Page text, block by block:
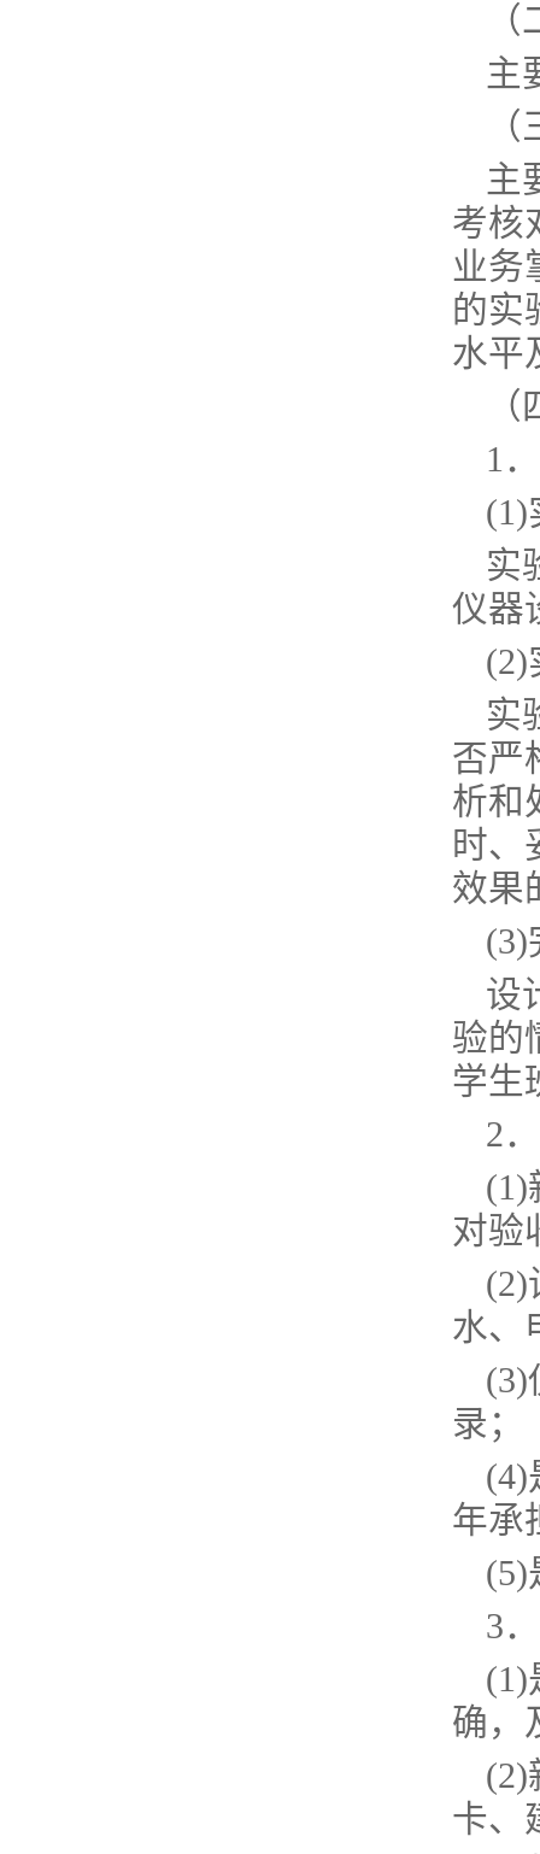
主
主
考核
业务
的实
水平
1
(1)
实
仪器
(2)
实
否严
析和
时、
效果
(3)
设
验的
学生
2
(1)
对验
(2)
水、
(3)
录；
(4)
年承
(5)
3
(1)
确，
(2)
卡、